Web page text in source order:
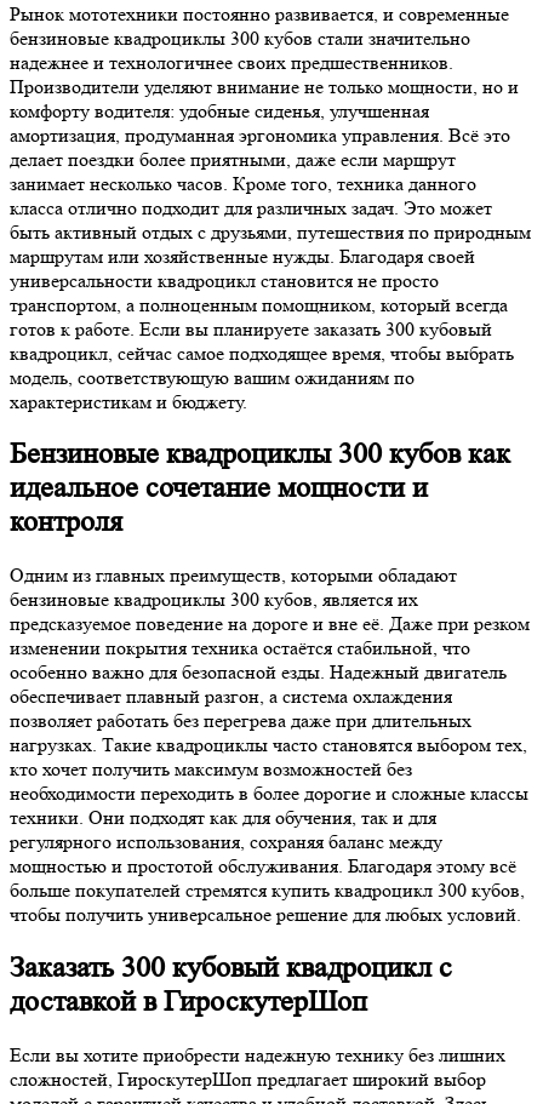
Рынок мототехники постоянно развивается, и современные
бензиновые квадроциклы 300 кубов стали значительно
надежнее и технологичнее своих предшественников.
Производители уделяют внимание не только мощности, но и
комфорту водителя: удобные сиденья, улучшенная
амортизация, продуманная эргономика управления. Всё это
делает поездки более приятными, даже если маршрут
занимает несколько часов. Кроме того, техника данного
класса отлично подходит для различных задач. Это может
быть активный отдых с друзьями, путешествия по природным
маршрутам или хозяйственные нужды. Благодаря своей
универсальности квадроцикл становится не просто
транспортом, а полноценным помощником, который всегда
готов к работе. Если вы планируете заказать 300 кубовый
квадроцикл, сейчас самое подходящее время, чтобы выбрать
модель, соответствующую вашим ожиданиям по
характеристикам и бюджету.
Бензиновые квадроциклы 300 кубов как
идеальное сочетание мощности и
контроля
Одним из главных преимуществ, которыми обладают
бензиновые квадроциклы 300 кубов, является их
предсказуемое поведение на дороге и вне её. Даже при резком
изменении покрытия техника остаётся стабильной, что
особенно важно для безопасной езды. Надежный двигатель
обеспечивает плавный разгон, а система охлаждения
позволяет работать без перегрева даже при длительных
нагрузках. Такие квадроциклы часто становятся выбором тех,
кто хочет получить максимум возможностей без
необходимости переходить в более дорогие и сложные классы
техники. Они подходят как для обучения, так и для
регулярного использования, сохраняя баланс между
мощностью и простотой обслуживания. Благодаря этому всё
больше покупателей стремятся купить квадроцикл 300 кубов,
чтобы получить универсальное решение для любых условий.
Заказать 300 кубовый квадроцикл с
доставкой в ГироскутерШоп
Если вы хотите приобрести надежную технику без лишних
сложностей, ГироскутерШоп предлагает широкий выбор